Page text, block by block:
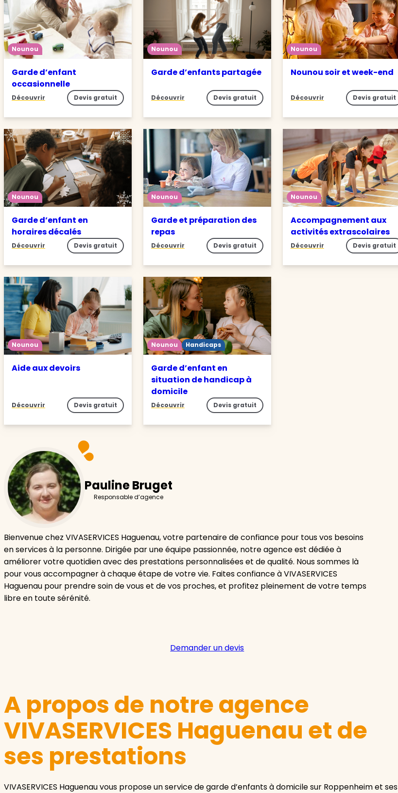
Nounou
Garde d’enfant
occasionnelle
Découvrir Devis gratuit
Nounou
Garde d’enfants partagée
Découvrir Devis gratuit
Nounou
Nounou soir et week-end
Découvrir Devis gratuit
Nounou
Garde d’enfant en
horaires décalés
Découvrir Devis gratuit
Nounou
Garde et préparation des
repas
Découvrir Devis gratuit
Nounou
Accompagnement aux
activités extrascolaires
Découvrir Devis gratuit
Nounou
Aide aux devoirs
Découvrir Devis gratuit
Nounou Handicaps
Garde d’enfant en
situation de handicap à
domicile
Découvrir Devis gratuit
Pauline Bruget
Responsable d’agence
Bienvenue chez VIVASERVICES Haguenau, votre partenaire de confiance pour tous vos besoins
en services à la personne. Dirigée par une équipe passionnée, notre agence est dédiée à
améliorer votre quotidien avec des prestations personnalisées et de qualité. Nous sommes là
pour vous accompagner à chaque étape de votre vie. Faites confiance à VIVASERVICES
Haguenau pour prendre soin de vous et de vos proches, et profitez pleinement de votre temps
libre en toute sérénité.
Demander un devis
A propos de notre agence
VIVASERVICES Haguenau et de
ses prestations
VIVASERVICES Haguenau vous propose un service de garde d’enfants à domicile sur Roppenheim et ses